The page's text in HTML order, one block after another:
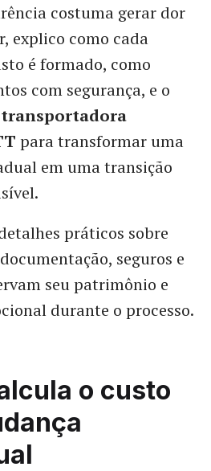
costuma gerar dor
explico como cada
é formado, como
com segurança, e o
transportadora
para transformar uma
em uma transição
práticos sobre
seguros e
seu patrimônio e
durante o processo.
o custo